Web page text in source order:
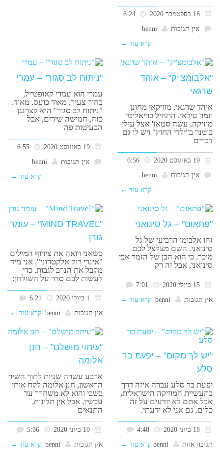
אין תגובות
benni
קרא עוד ←
"אלבומצ'יק" – אוהד
שרגאי
אוהד שרגאי, מוזיקאי מחונן
וזמר עילאי, התחיל בריאליטי
מוזיקה, עשה סטאז' אצל עילי
בוטנר ב"ילדי החוץ" ויש לו גם
דברים
אין תגובות
benni
קרא עוד ←
"ניתוח לב סגור" – עמרי
עמרי הוא עמרי קאופטייל,
בחור צעיר, מאוד כועס. מאוד.
"ניתוח לב סגור" הוא קצרנגן
כזה, חמישה שירים, אבל
הבעיטות פה
אין תגובות
benni
קרא עוד ←
"פתאום" – גל סינואני
זהו אלבומו הרביעי של גל
סינואני. השם מצלצל לכם
מוכר, כי הוא הבן של הזמר אבי
סינואני, אבל זה רק
אין תגובות
benni קרא עוד ←
"MIND TRAVEL" – עומר
גורן
כשאני רואה את צירוף המילים
"אינדי רוק אלקטרוני", אני מיד
מקבל את הנרב לגבות. כדי
לעשות לכם סדר על השולחן:
אין תגובות
benni קרא עוד ←
"יש לךָ מקום" – יפעת בר
סלע
יפעת בר סלע עברה איזה דרך
בתעשיית המוזיקה הישראלית,
אבל אתם לא יודעים על זה
כלום. גם אני לא ידעתי.
תגובה אחת
benni קרא עוד ←
"עיתוי מושלם" – חנן
אלומה
ארבע עשרה שניות לתוך השיר
הראשון, חנן אלומה לקח אותי
בשבי והוא לא משחרר עד
עכשיו, אבל אין תלונות,
התנאים
אין תגובות
benni קרא עוד ←